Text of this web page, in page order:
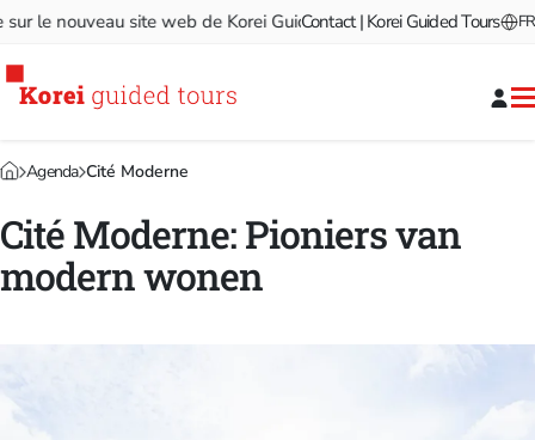
le nouveau site web de Korei Guided Tours! Bienvenue sur
Contact | Korei Guided Tours FR
Agenda Cité Moderne
Cité Moderne: Pioniers van
modern wonen